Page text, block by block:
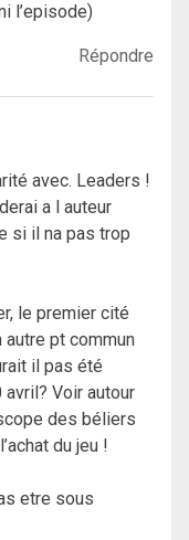
l’episode)
Répondre
avec. Leaders !
a l auteur
si il na pas trop
le premier cité
pt commun
il pas été
Voir autour
des béliers
du jeu !
etre sous